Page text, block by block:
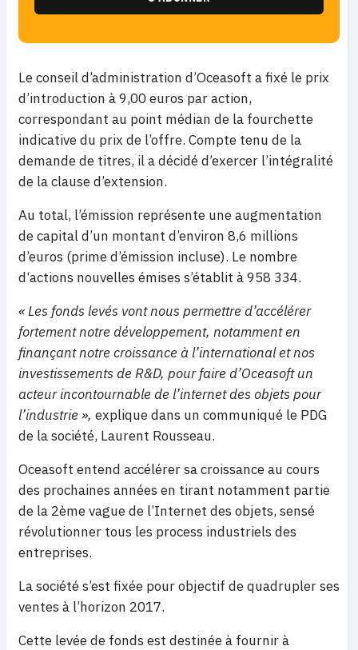
Le conseil d’administration d’Oceasoft a fixé le prix
d’introduction à 9,00 euros par action,
correspondant au point médian de la fourchette
indicative du prix de l’offre. Compte tenu de la
demande de titres, il a décidé d’exercer l’intégralité
de la clause d’extension.
Au total, l’émission représente une augmentation
de capital d’un montant d’environ 8,6 millions
d’euros (prime d’émission incluse). Le nombre
d‘actions nouvelles émises s’établit à 958 334.
« Les fonds levés vont nous permettre d’accélérer
fortement notre développement, notamment en
finançant notre croissance à l’international et nos
investissements de R&D, pour faire d’Oceasoft un
acteur incontournable de l’internet des objets pour
l’industrie », explique dans un communiqué le PDG
de la société, Laurent Rousseau.
Oceasoft entend accélérer sa croissance au cours
des prochaines années en tirant notamment partie
de la 2ème vague de l’Internet des objets, sensé
révolutionner tous les process industriels des
entreprises.
La société s’est fixée pour objectif de quadrupler ses
ventes à l’horizon 2017.
Cette levée de fonds est destinée à fournir à